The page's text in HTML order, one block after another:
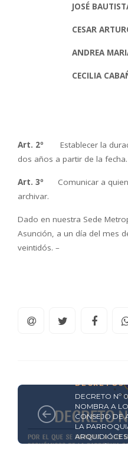
JOSÉ BAUTISTA
CESAR ARTURO
ANDREA MARIA
CECILIA
Art. 2º Establecer la
dos años a partir de la fecha.
Art. 3º Comunicar a
archivar.
Dado en nuestra Sede
Asunción, a un día del mes
veintidós. –
DECRETOS
DECRETO Nº
NOMBRA A
CONSEJO DE
LA
ASUNCIÓN. -
DECRETOS Y